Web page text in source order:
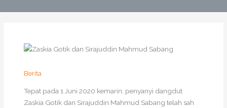
Berita
Tepat pada 1 Juni 2020 kemarin, penyanyi dangdut
Zaskia Gotik dan Sirajuddin Mahmud Sabang telah sah